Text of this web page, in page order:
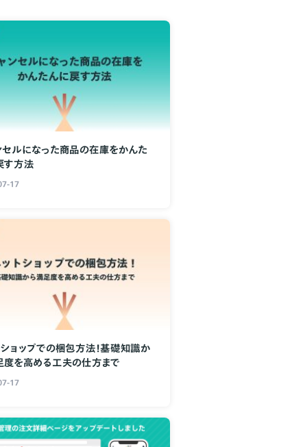
セルになった商品の在庫をかんた
す方法
17
ショップでの梱包方法！基礎知識か
度を高める工夫の仕方まで
17